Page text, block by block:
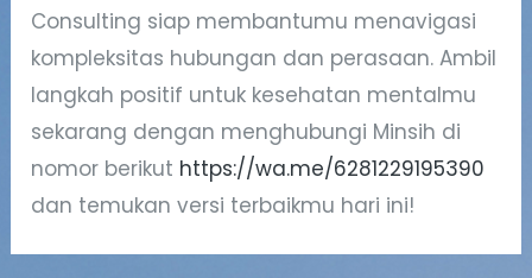
Consulting siap membantumu menavigasi
kompleksitas hubungan dan perasaan. Ambil
langkah positif untuk kesehatan mentalmu
sekarang dengan menghubungi Minsih di
nomor berikut https://wa.me/6281229195390
dan temukan versi terbaikmu hari ini!